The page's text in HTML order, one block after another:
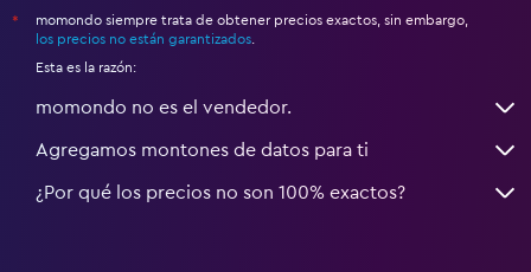
*
momondo siempre trata de obtener precios exactos, sin embargo,
los precios no están garantizados
Esta es la razón:
momondo no es el vendedor.
Agregamos montones de datos para ti
¿Por qué los precios no son 100% exactos?